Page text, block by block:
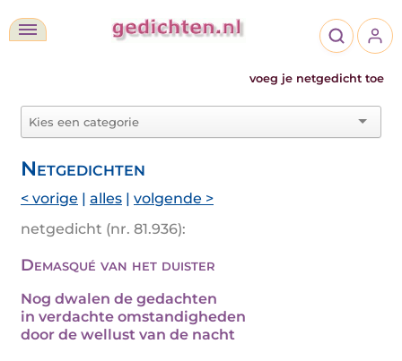
voeg je netgedicht toe
Netgedichten
< vorige | alles | volgende >
netgedicht (nr. 81.936):
Demasqué van het duister
Nog dwalen de gedachten
in verdachte omstandigheden
door de wellust van de nacht